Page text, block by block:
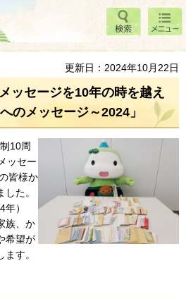
検索
メニ
ュー
更新日：2024年10月22日
ッセージを10年の時を越え
のメッセージ～2024」
10周
ッセー
皆様か
た。
）
族、か
希望が
す。